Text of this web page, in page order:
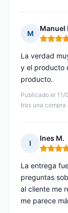
M
Manuel
Nota: 5
Publicado el
tras una
La verdad
y el producto
producto.
I
Ines M.
Nota: 5
La entrega
preguntas
al cliente me
me parece